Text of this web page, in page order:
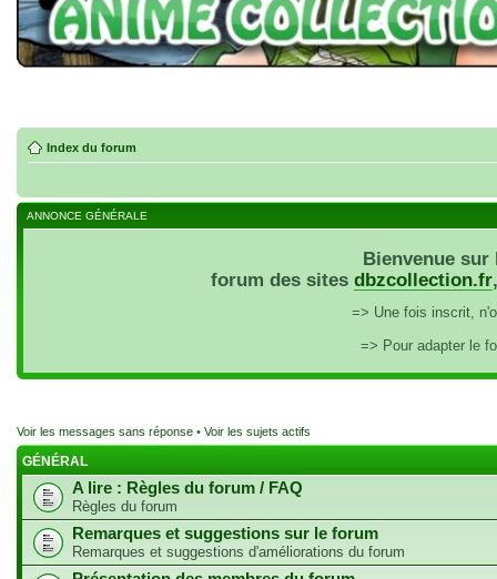
Index du forum
ANNONCE GÉNÉRALE
Bienvenue
forum des sites dbzcollection.fr
=> Une fois inscrit,
=> Pour adapter le
Voir les messages sans réponse • Voir les sujets actifs
GÉNÉRAL
A lire : Règles du forum / FAQ
Règles du forum
Remarques et suggestions sur le forum
Remarques et suggestions d'améliorations du forum